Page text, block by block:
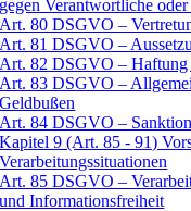
gegen Verantwortliche
Art. 80 DSGVO –
Art. 81 DSGVO –
Art. 82 DSGVO – Haftung
Art. 83 DSGVO –
Geldbußen
Art. 84 DSGVO –
Kapitel 9 (Art. 85 - 91)
Verarbeitungssituationen
Art. 85 DSGVO –
und Informationsfreiheit